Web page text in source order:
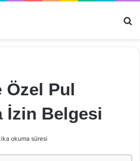
Özel Pul
İzin Belgesi
okuma süresi